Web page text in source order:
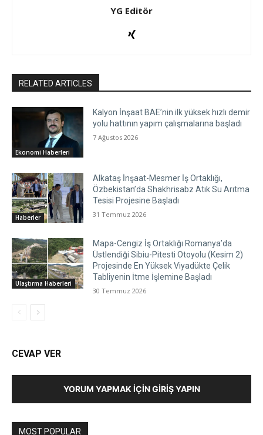
YG Editör
RELATED ARTICLES
Ekonomi Haberleri
Kalyon İnşaat BAE’nin ilk yüksek hızlı demir
yolu hattının yapım çalışmalarına başladı
7 Ağustos 2026
Haberler
Alkataş İnşaat-Mesmer İş Ortaklığı,
Özbekistan’da Shakhrisabz Atık Su Arıtma
Tesisi Projesine Başladı
31 Temmuz 2026
Ulaştırma Haberleri
Mapa-Cengiz İş Ortaklığı Romanya’da
Üstlendiği Sibiu-Pitesti Otoyolu (Kesim 2)
Projesinde En Yüksek Viyadükte Çelik
Tabliyenin İtme İşlemine Başladı
30 Temmuz 2026
CEVAP VER
YORUM YAPMAK İÇIN GIRIŞ YAPIN
MOST POPULAR